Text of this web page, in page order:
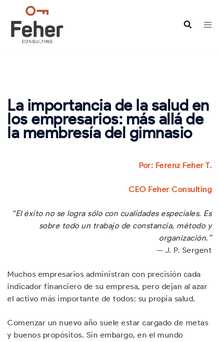
contenido
La importancia de la salud en
los empresarios: más allá de
la membresía del gimnasio
Por: Ferenz Feher T.
CEO Feher Consulting
“El éxito no se logra sólo con cualidades especiales. Es
sobre todo un trabajo de constancia, método y
organización.”
— J. P. Sergent
Muchos empresarios administran con precisión cada
indicador financiero de su empresa, pero dejan al azar
el activo más importante de todos: su propia salud.
Comenzar un nuevo año suele estar cargado de metas
y buenos propósitos. Sin embargo, en el mundo